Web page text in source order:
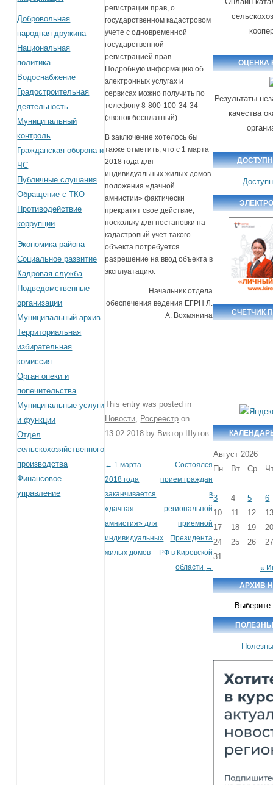
Добровольная
народная дружина
Национальная
политика
Водоснабжение
Градостроительная
деятельность
Муниципальный
контроль
Гражданская оборона и
ЧС
Публичные слушания
Обращение с ТКО
Противодействие
коррупции
Экономика района
Социальное развитие
Кадровая служба
Подведомственные
организации
Муниципальный архив
Территориальная
избирательная
комиссия
Орган опеки и
попечительства
Муниципальные услуги
и функции
Отдел
сельскохозяйственного
производства
Финансовое
управление
регистрации прав, о
государственном кадастровом
учете с одновременной
государственной
регистрацией прав.
Подробную информацию об
электронных услугах и
сервисах можно получить по
телефону 8-800-100-34-34
(звонок бесплатный).
В заключение хотелось бы
также отметить, что с 1 марта
2018 года для
индивидуальных жилых домов
положения «дачной
амнистии» фактически
прекратят свое действие,
поскольку для постановки на
кадастровый учет такого
объекта потребуется
разрешение на ввод объекта в
эксплуатацию.
Начальник отдела
обеспечения ведения ЕГРН Л.
А. Вохмянина
This entry was posted in
Новости
Росреестр on
13.02.2018 by Виктор Шутов
Post navigation
← 1 марта
2018 года
заканчивается
«дачная
амнистия» для
индивидуальных
жилых домов
Состоялся
прием граждан
в
региональной
приемной
Президента
РФ в Кировской
области →
ОЦЕНКА
Результаты
качества
СЧЕТЧИК
Август 2026
Пн
Вт Ср
3 4 5
6
10
11 12
17
18 19
24
25 26
31
«
АРХИВ
Архив
новостей